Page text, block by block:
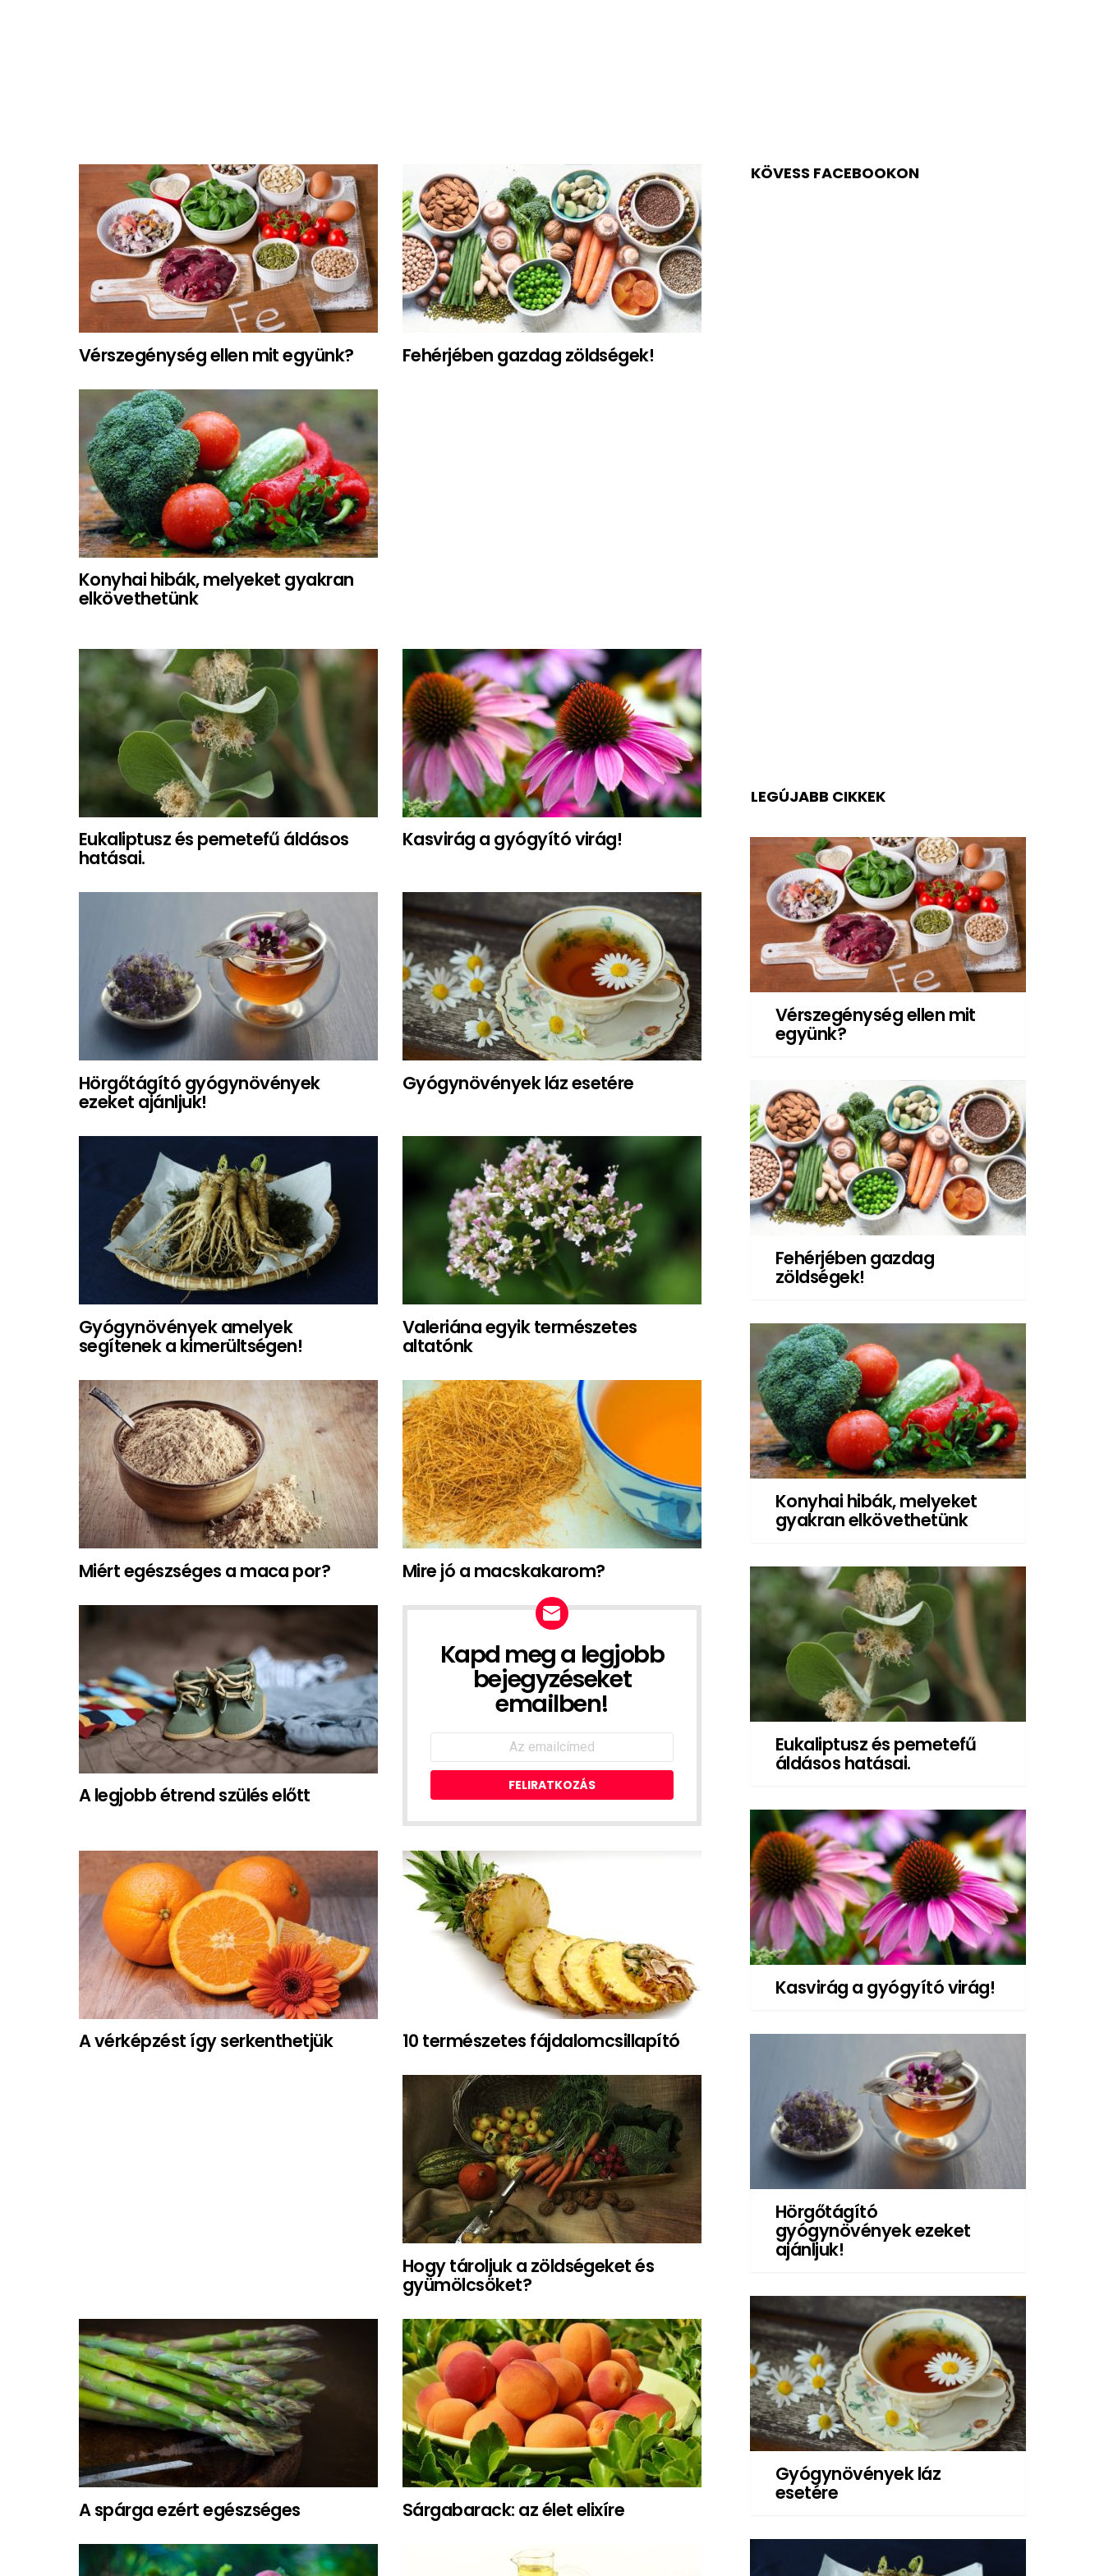
MORE
STORIES
Vérszegénység ellen mit együnk? Fehérjében gazdag zöldségek!
Konyhai hibák, melyeket gyakran
elkövethetünk
Eukaliptusz és pemetefű áldásos
hatásai.
Kasvirág a gyógyító virág!
Hörgőtágító gyógynövények
ezeket ajánljuk!
Gyógynövények láz esetére
Gyógynövények amelyek
segítenek a kimerültségen!
Valeriána egyik természetes
altatónk
Miért egészséges a maca por? Mire jó a macskakarom?
A legjobb étrend szülés előtt
NEWSLETTER
Kapd meg a legjobb
bejegyzéseket
emailben!
Emailcím:
A vérképzést így serkenthetjük 10 természetes fájdalomcsillapító
Hogy tároljuk a zöldségeket és
gyümölcsöket?
A spárga ezért egészséges Sárgabarack: az élet elixíre
KÖVESS FACEBOOKON
LEGÚJABB CIKKEK
Vérszegénység ellen mit
együnk?
Fehérjében gazdag
zöldségek!
Konyhai hibák, melyeket
gyakran elkövethetünk
Eukaliptusz és pemetefű
áldásos hatásai.
Kasvirág a gyógyító virág!
Hörgőtágító
gyógynövények ezeket
ajánljuk!
Gyógynövények láz
esetére